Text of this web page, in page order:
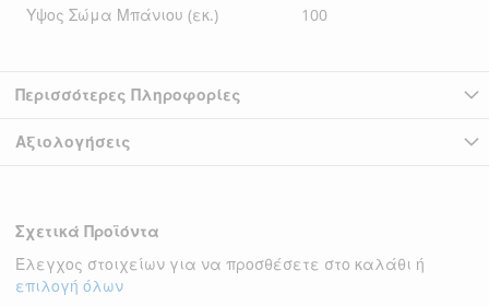
Υψος Σώμα Μπάνιου (εκ.) 100
Περισσότερες Πληροφορίες
Αξιολογήσεις
Σχετικά Προϊόντα
Έλεγχος στοιχείων για να προσθέσετε στο καλάθι ή
επιλογή όλων